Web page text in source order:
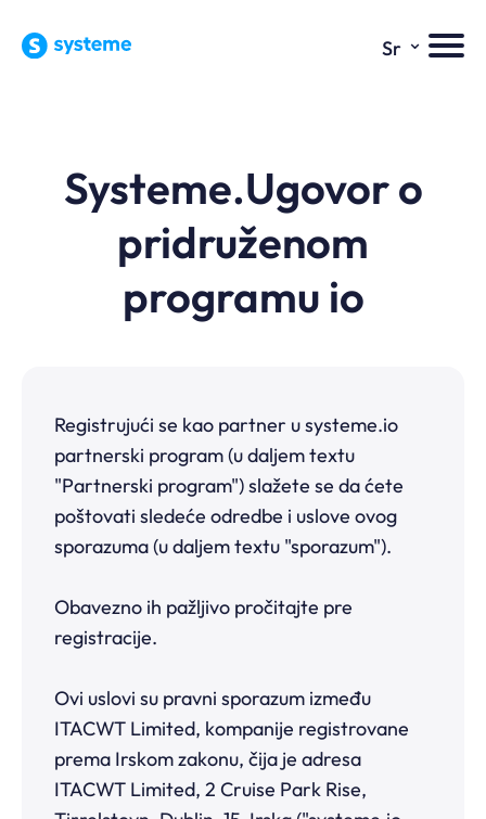
Sr ⌄
Systeme.Ugovor o
pridruženom
programu io
Registrujući se kao partner u systeme.io
partnerski program (u daljem textu
"Partnerski program") slažete se da ćete
poštovati sledeće odredbe i uslove ovog
sporazuma (u daljem textu "sporazum").
Obavezno ih pažljivo pročitajte pre
registracije.
Ovi uslovi su pravni sporazum između
ITACWT Limited, kompanije registrovane
prema Irskom zakonu, čija je adresa
ITACWT Limited, 2 Cruise Park Rise,